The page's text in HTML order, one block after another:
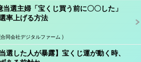
当選主婦「宝くじ買う前に〇〇した」
率上げる方法
同会社デジタルファーム )
当選した人が暴露】宝くじ運が動く時、